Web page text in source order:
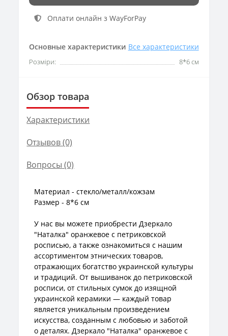
Основные характеристики Все характеристики
Розміри: 8*6 см
Оплати онлайн з WayForPay
Обзор товара
Характеристики
Отзывов (0)
Вопросы (0)
Материал - стекло/металл/кожзам
Размер - 8*6 см
У нас вы можете приобрести Дзеркало
"Наталка" оранжевое с петриковской
росписью, а также ознакомиться с нашим
ассортиментом этнических товаров,
отражающих богатство украинской культуры
и традиций. От вышиванок до петриковской
росписи, от стильных сумок до изящной
украинской керамики — каждый товар
является уникальным произведением
искусства, созданным с любовью и заботой
о деталях. Дзеркало "Наталка" оранжевое с